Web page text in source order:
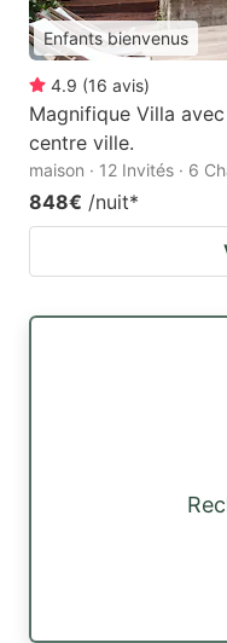
Enfants bienvenus
4.9 (16 avis)
Magnifique Villa
centre ville.
maison · 12 Invités · 6
848€ /nuit*